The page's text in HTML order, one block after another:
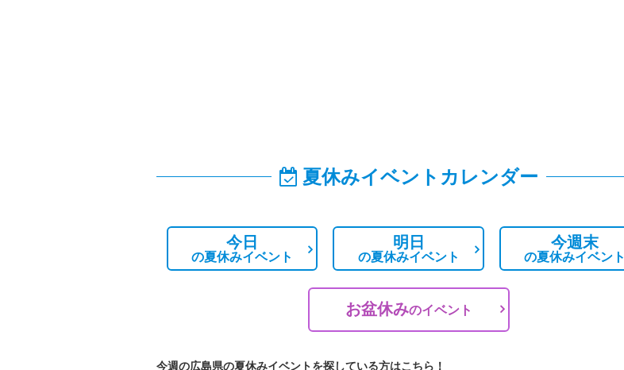
夏休みイベントカレンダー
今日
の夏休みイベント
明日
の夏休みイベント
今週末
の夏休みイベント
お盆休みのイベント
今週の広島県の夏休みイベントを探している方はこちら！